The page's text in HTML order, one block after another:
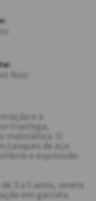
Noir
e a
trasfega,
O
tanques de aço
e expressão
3 a 5 anos, revela
em garrafa.